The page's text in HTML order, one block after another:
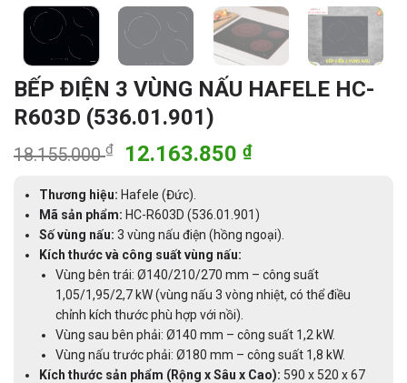
BẾP ĐIỆN 3 VÙNG NẤU HAFELE HC-
R603D (536.01.901)
18.155.000₫
Giá
là:
18.155.000 ₫.
12.163.850 ₫Giá
là:
12.163.850 ₫.
Thương hiệu: Hafele (Đức).
Mã sản phẩm: HC-R603D (536.01.901)
Số vùng nấu: 3 vùng nấu điện (hồng ngoại).
Kích thước và công suất vùng nấu:
Vùng bên trái: Ø140/210/270 mm – công suất
1,05/1,95/2,7 kW (vùng nấu 3 vòng nhiệt, có thể điều
chỉnh kích thước phù hợp với nồi).
Vùng sau bên phải: Ø140 mm – công suất 1,2 kW.
Vùng nấu trước phải: Ø180 mm – công suất 1,8 kW.
Kích thước sản phẩm (Rộng x Sâu x Cao): 590 x 520 x 67